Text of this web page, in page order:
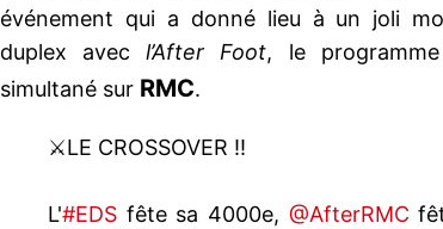
événement qui a donné lieu à un joli
duplex avecl’After Foot, le
simultané sur RMC.
⚔️LE CROSSOVER !!
L'#EDS fête sa 4000e, @AfterRMC